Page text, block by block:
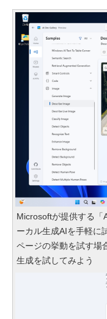
Microsoftが提供する「
ーカル生成AIを手軽に
ページの挙動を試す場
生成を試してみよう